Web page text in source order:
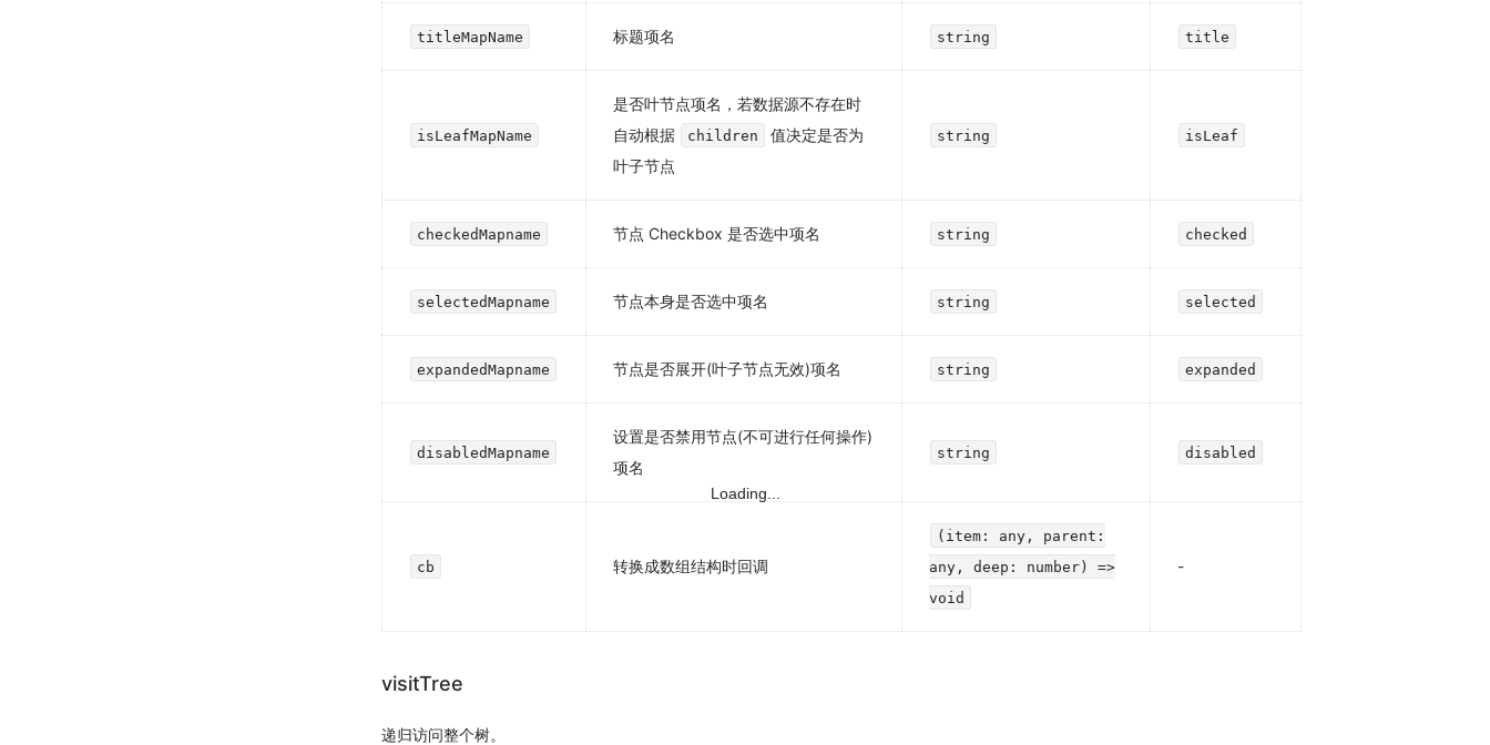
titleMapName 标题项名 string title
isLeafMapName
是否叶节点项名，若数据源不存在时
自动根据
children
值决定是否为
叶子节点
string isLeaf
checkedMapname 节点 Checkbox 是否选中项名 string checked
selectedMapname 节点本身是否选中项名 string selected
expandedMapname 节点是否展开(叶子节点无效)项名 string expanded
disabledMapname
设置是否禁用节点(不可进行任何操作)
项名
string disabled
cb 转换成数组结构时回调
(item: any, parent:
any, deep: number) =>
void
-
visitTree
递归访问整个树。
Loading...